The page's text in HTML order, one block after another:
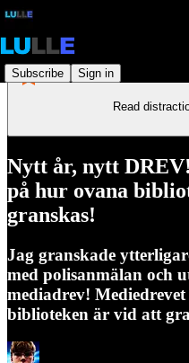
Subscribe Sign in
Read
Nytt år, nytt
på hur ovana
granskas!
Jag granskade
med polisanmälan och
mediadrev!
biblioteken är vid att